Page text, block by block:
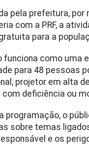
pela prefeitura, por
com a PRF, a
para a
funciona como uma
para 48 pessoas
projetor em alta
deficiência ou
programação, o
sobre temas
e os